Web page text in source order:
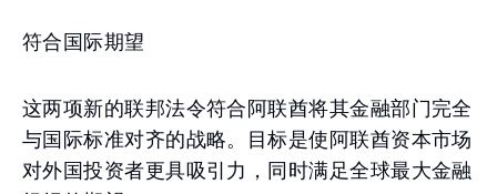
符合国际期望
这两项新的联邦法令符合阿联酋将其金融部门完全
与国际标准对齐的战略。目标是使阿联酋资本市场
对外国投资者更具吸引力，同时满足全球最大金融